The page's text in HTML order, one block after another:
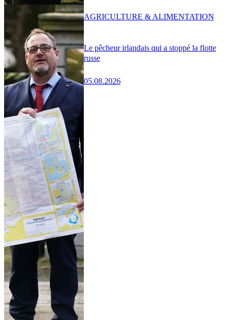
Le pêcheur irlandais qui a stoppé la flotte
russe
05.08.2026
AGRICULTURE & ALIMENTATION